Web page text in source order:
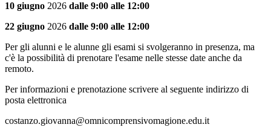
10 giugno 2026 dalle 9:00 alle 12:00
22 giugno 2026 dalle 9:00 alle 12:00
Per gli alunni e le alunne gli esami si svolgeranno in presenza, ma
c'è la possibilità di prenotare l'esame nelle stesse date anche da
remoto.
Per informazioni e prenotazione scrivere al seguente indirizzo di
posta elettronica
costanzo.giovanna@omnicomprensivomagione.edu.it